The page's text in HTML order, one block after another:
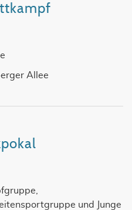
Allee
und Junge